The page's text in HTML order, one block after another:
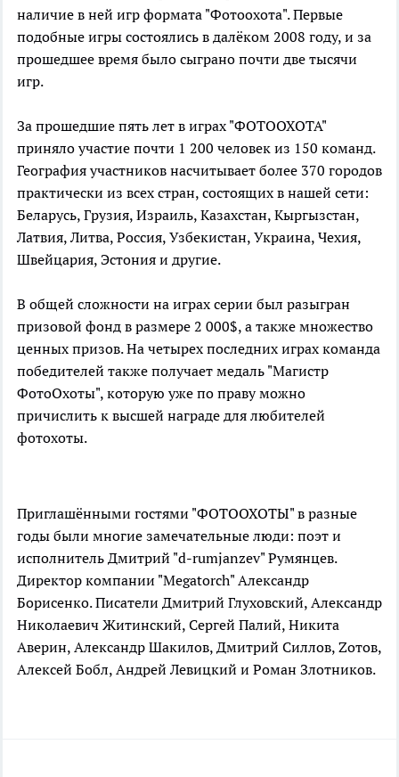
наличие в ней игр формата "Фотоохота". Первые
подобные игры состоялись в далёком 2008 году, и за
прошедшее время было сыграно почти две тысячи
игр.
За прошедшие пять лет в играх "ФОТООХОТА"
приняло участие почти 1 200 человек из 150 команд.
География участников насчитывает более 370 городов
практически из всех стран, состоящих в нашей сети:
Беларусь, Грузия, Израиль, Казахстан, Кыргызстан,
Латвия, Литва, Россия, Узбекистан, Украина, Чехия,
Швейцария, Эстония и другие.
В общей сложности на играх серии был разыгран
призовой фонд в размере 2 000$, а также множество
ценных призов. На четырех последних играх команда
победителей также получает медаль "Магистр
ФотоОхоты", которую уже по праву можно
причислить к высшей награде для любителей
фотохоты.
Приглашёнными гостями "ФОТООХОТЫ" в разные
годы были многие замечательные люди: поэт и
исполнитель Дмитрий "d-rumjanzev" Румянцев.
Директор компании "Megatorch" Александр
Борисенко. Писатели Дмитрий Глуховский, Александр
Николаевич Житинский, Сергей Палий, Никита
Аверин, Александр Шакилов, Дмитрий Силлов, Zотов,
Алексей Бобл, Андрей Левицкий и Роман Злотников.